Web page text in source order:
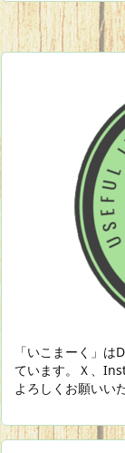
「いこまーく」
ています。Ｘ、
よろしくお願いい